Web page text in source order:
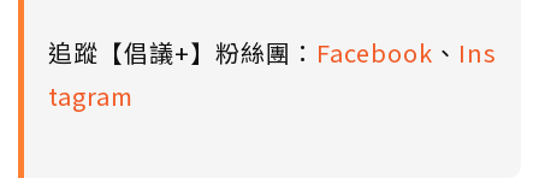
追蹤【倡議+】粉絲團： Facebook 、 Ins
tagram